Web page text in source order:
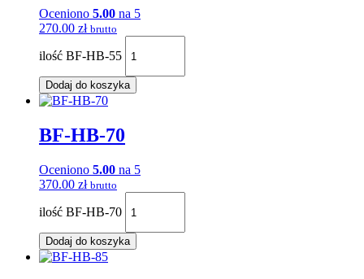
Oceniono 5.00 na 5
270.00 zł brutto
ilość BF-HB-55
Dodaj do koszyka
BF-HB-70
Oceniono 5.00 na 5
370.00 zł brutto
ilość BF-HB-70
Dodaj do koszyka